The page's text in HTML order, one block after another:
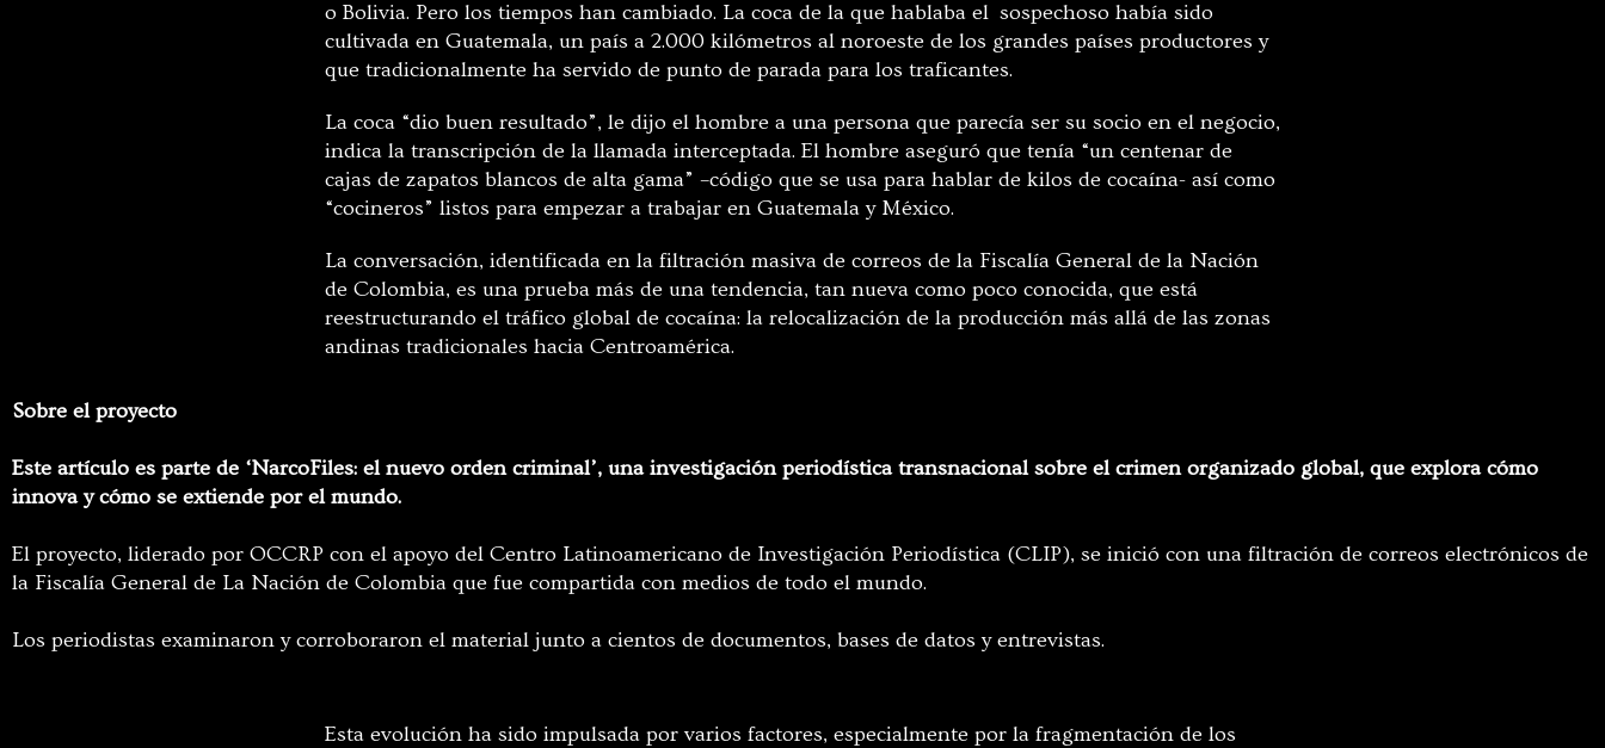
o Bolivia. Pero los tiempos han cambiado. La coca de la que hablaba el sospechoso había sido
cultivada en Guatemala, un país a 2.000 kilómetros al noroeste de los grandes países productores y
que tradicionalmente ha servido de punto de parada para los traficantes.
La coca “dio buen resultado”, le dijo el hombre a una persona que parecía ser su socio en el negocio,
indica la transcripción de la llamada interceptada. El hombre aseguró que tenía “un centenar de
cajas de zapatos blancos de alta gama” –código que se usa para hablar de kilos de cocaína- así como
“cocineros” listos para empezar a trabajar en Guatemala y México.
La conversación, identificada en la filtración masiva de correos de la Fiscalía General de la Nación
de Colombia, es una prueba más de una tendencia, tan nueva como poco conocida, que está
reestructurando el tráfico global de cocaína: la relocalización de la producción más allá de las zonas
andinas tradicionales hacia Centroamérica.
Sobre el proyecto
Este artículo es parte de ‘NarcoFiles: el nuevo orden criminal’, una investigación periodística transnacional sobre el crimen organizado global, que explora cómo
innova y cómo se extiende por el mundo.
El proyecto, liderado por OCCRP con el apoyo del Centro Latinoamericano de Investigación Periodística (CLIP), se inició con una filtración de correos electrónicos de
la Fiscalía General de La Nación de Colombia que fue compartida con medios de todo el mundo.
Los periodistas examinaron y corroboraron el material junto a cientos de documentos, bases de datos y entrevistas.
Esta evolución ha sido impulsada por varios factores, especialmente por la fragmentación de los